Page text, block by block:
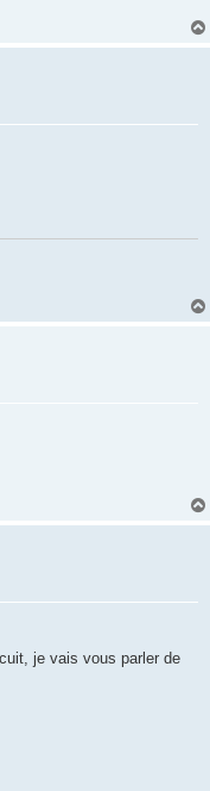
je vais vous parler de